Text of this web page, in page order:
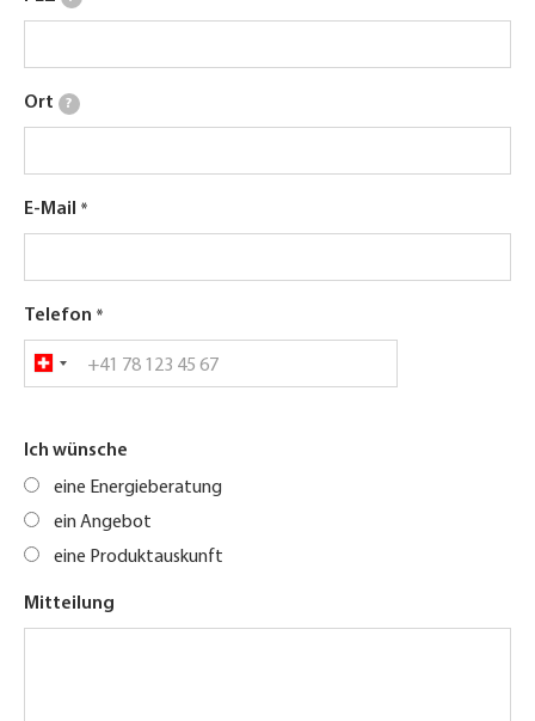
Ort ?
E-Mail
Telefon
Ich wünsche
eine Energieberatung
ein Angebot
eine Produktauskunft
Mitteilung